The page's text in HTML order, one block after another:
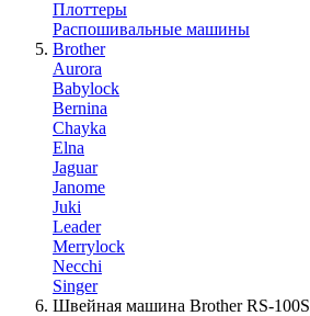
Плоттеры
Распошивальные машины
Brother
Aurora
Babylock
Bernina
Chayka
Elna
Jaguar
Janome
Juki
Leader
Merrylock
Necchi
Singer
Швейная машина Brother RS-100S